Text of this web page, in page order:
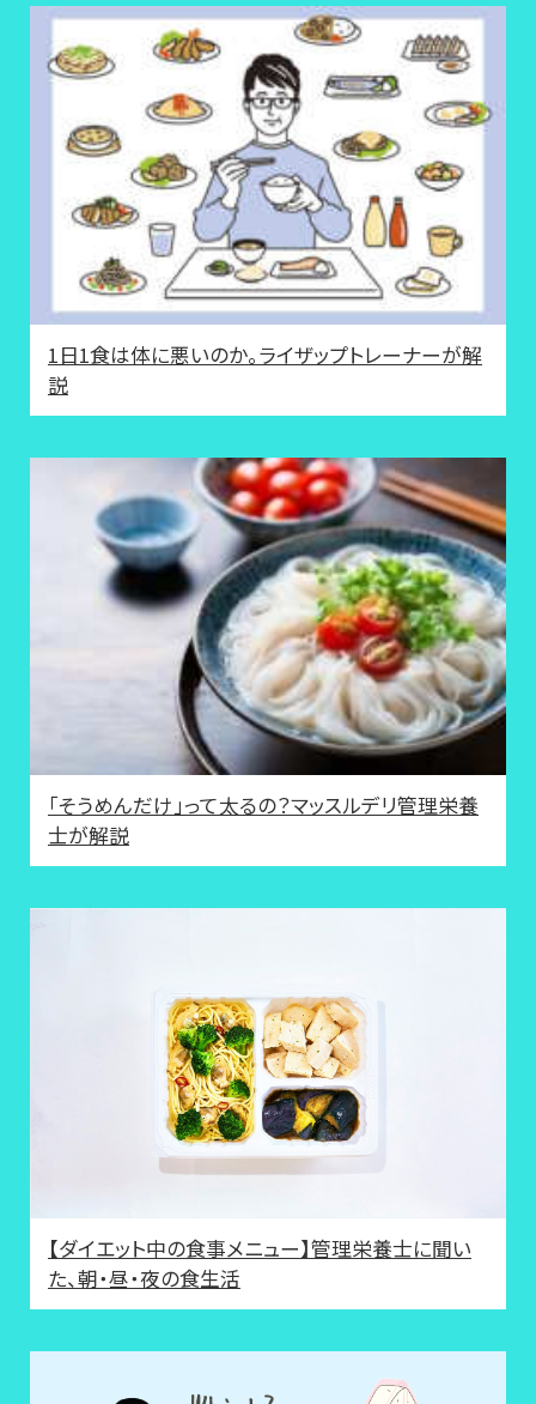
1日1食は体に悪いのか。ライザップトレーナーが解
説
「そうめんだけ」って太るの？マッスルデリ管理栄養
士が解説
【ダイエット中の食事メニュー】管理栄養士に聞い
た、朝・昼・夜の食生活